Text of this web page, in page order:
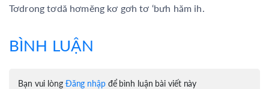
Tơdrong tơdă hơmĕng kơ gơh tơ ‘bưh hăm ih.
BÌNH LUẬN
Bạn vui lòng Đăng nhậpđể bình luận bài viết này